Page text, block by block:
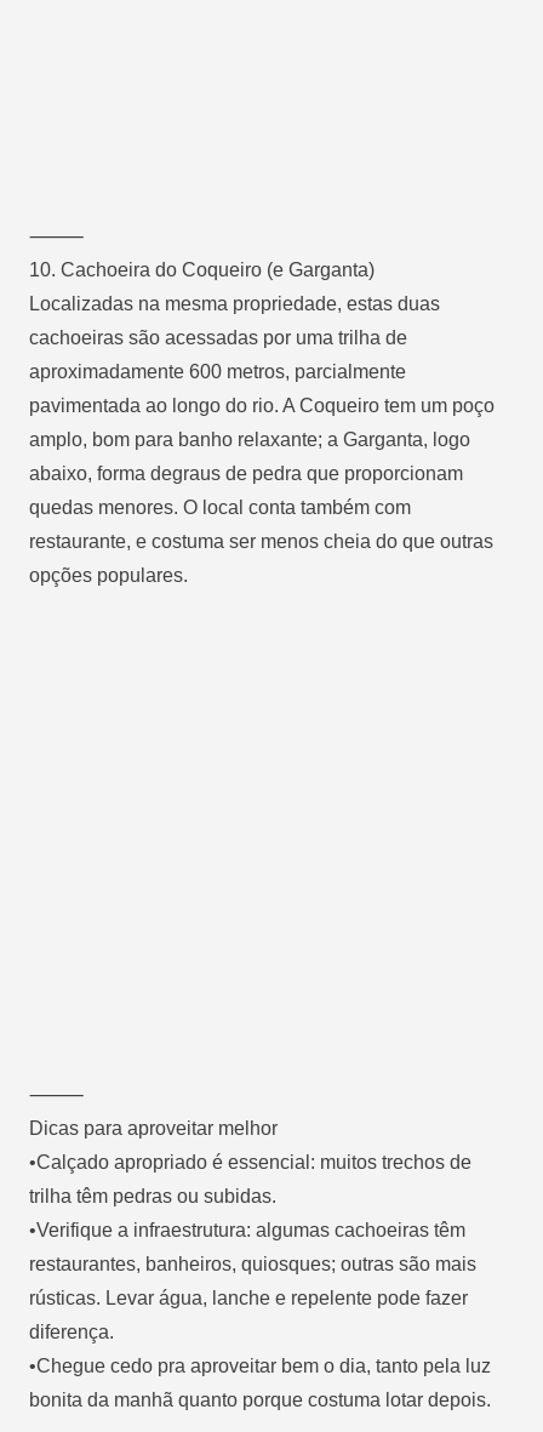
⸻
10. Cachoeira do Coqueiro (e Garganta)
Localizadas na mesma propriedade, estas duas
cachoeiras são acessadas por uma trilha de
aproximadamente 600 metros, parcialmente
pavimentada ao longo do rio. A Coqueiro tem um poço
amplo, bom para banho relaxante; a Garganta, logo
abaixo, forma degraus de pedra que proporcionam
quedas menores. O local conta também com
restaurante, e costuma ser menos cheia do que outras
opções populares.
⸻
Dicas para aproveitar melhor
•Calçado apropriado é essencial: muitos trechos de
trilha têm pedras ou subidas.
•Verifique a infraestrutura: algumas cachoeiras têm
restaurantes, banheiros, quiosques; outras são mais
rústicas. Levar água, lanche e repelente pode fazer
diferença.
•Chegue cedo pra aproveitar bem o dia, tanto pela luz
bonita da manhã quanto porque costuma lotar depois.